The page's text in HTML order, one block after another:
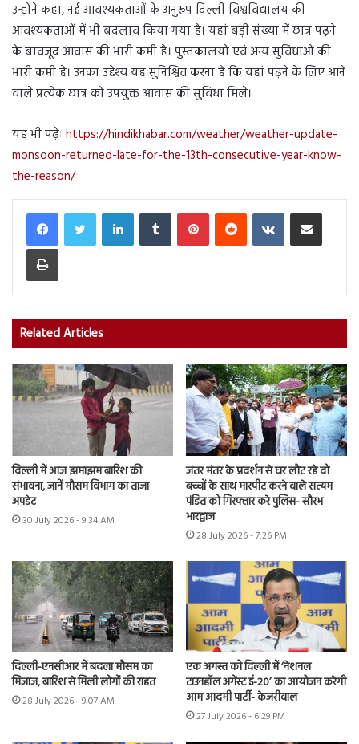
उन्होंने कहा, नई आवश्यकताओं के अनुरूप दिल्ली विश्वविद्यालय की
आवश्यकताओं में भी बदलाव किया गया है। यहां बड़ी संख्या में छात्र पढ़ने
के बावजूद आवास की भारी कमी है। पुस्तकालयों एवं अन्य सुविधाओं की
भारी कमी है। उनका उद्देश्य यह सुनिश्चित करना है कि यहां पढ़ने के लिए आने
वाले प्रत्येक छात्र को उपयुक्त आवास की सुविधा मिले।
यह भी पढ़ेंः https://hindikhabar.com/weather/weather-update-
monsoon-returned-late-for-the-13th-consecutive-year-know-
the-reason/
LinkedInTumblr PinterestReddit VKontakteShare via Email
Print
Related Articles
दिल्ली में आज झमाझम बारिश की
संभावना, जानें मौसम विभाग का ताजा
अपडेट
30 July 2026 - 9:34 AM
जंतर मंतर के प्रदर्शन से घर लौट रहे दो
बच्चों के साथ मारपीट करने वाले सत्यम
पंडित को गिरफ्तार करे पुलिस- सौरभ
भारद्वाज
28 July 2026 - 7:26 PM
दिल्ली-एनसीआर में बदला मौसम का
मिजाज, बारिश से मिली लोगों की राहत
28 July 2026 - 9:07 AM
एक अगस्त को दिल्ली में ‘नेशनल
टाउनहॉल अगेंस्ट ई-20’ का आयोजन करेगी
आम आदमी पार्टी- केजरीवाल
27 July 2026 - 6:29 PM